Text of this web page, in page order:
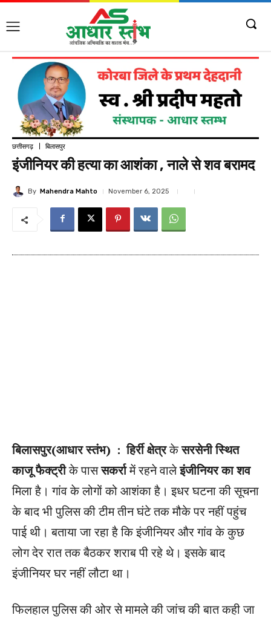
छत्तीसगढ़ बिलासपुर
इंजीनियर की हत्या का आशंका , नाले से शव बरामद
By Mahendra Mahto November 6, 2025
बिलासपुर(आधार स्तंभ) : हिर्री क्षेत्रकेसरसेनी स्थित
काजू फैक्ट्रीके पाससकर्रामें रहने वालेइंजीनियर का शव
मिला है। गांव के लोगों को आशंका है। इधर घटना की सूचना
के बाद भी पुलिस की टीम तीन घंटे तक मौके पर नहीं पहुंच
पाई थी। बताया जा रहा है कि इंजीनियर और गांव के कुछ
लोग देर रात तक बैठकर शराब पी रहे थे। इसके बाद
इंजीनियर घर नहीं लौटा था।
फिलहाल पुलिस की ओर से मामले की जांच की बात कही जा